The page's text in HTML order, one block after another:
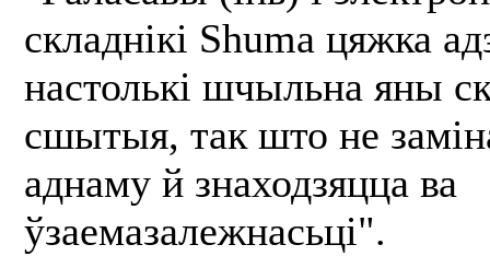
складнікі Shuma цяжка
настолькі шчыльна яны
сшытыя, так што не
аднаму й знаходзяцца ва
ўзаемазалежнасьці".